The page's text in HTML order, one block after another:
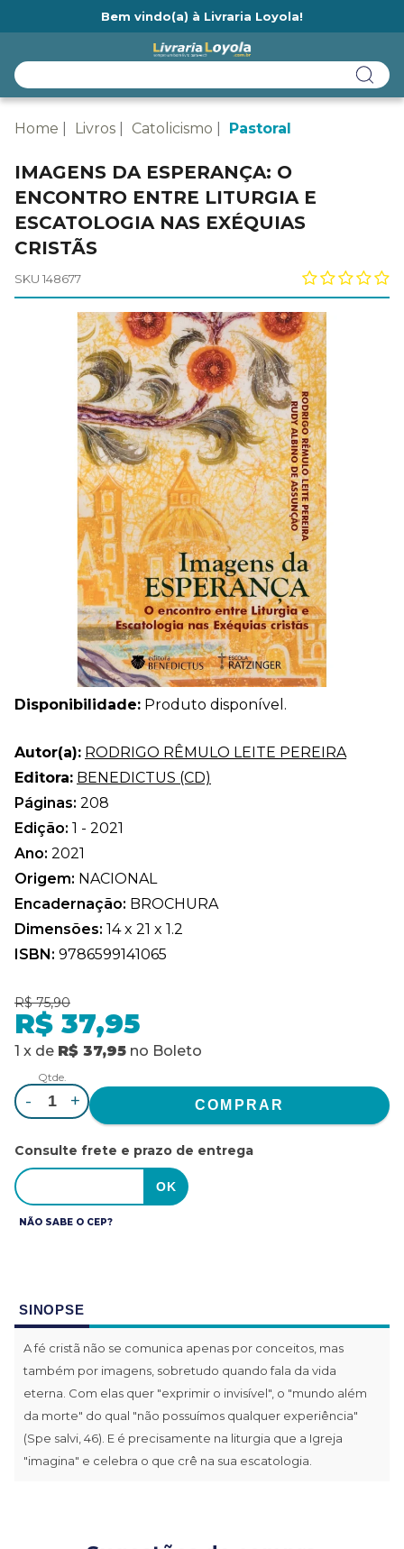
Bem vindo(a) à Livraria Loyola!
Home Livros Catolicismo Pastoral
IMAGENS DA ESPERANÇA: O
ENCONTRO ENTRE LITURGIA E
ESCATOLOGIA NAS EXÉQUIAS
CRISTÃS
SKU 148677
Disponibilidade: Produto disponível.
Autor(a): RODRIGO RÊMULO LEITE PEREIRA
Editora: BENEDICTUS (CD)
Páginas: 208
Edição: 1 - 2021
Ano: 2021
Origem: NACIONAL
Encadernação: BROCHURA
Dimensões: 14 x 21 x 1.2
ISBN: 9786599141065
R$ 75,90
R$ 37,95
1 x de R$ 37,95 no Boleto
Qtde.
- +
Consulte frete e prazo de entrega
NÃO SABE O CEP?
SINOPSE
A fé cristã não se comunica apenas por conceitos, mas
também por imagens, sobretudo quando fala da vida
eterna. Com elas quer "exprimir o invisível", o "mundo além
da morte" do qual "não possuímos qualquer experiência"
(Spe salvi, 46). E é precisamente na liturgia que a Igreja
"imagina" e celebra o que crê na sua escatologia.